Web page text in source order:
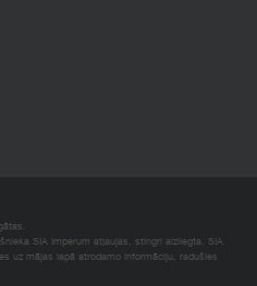
SIA Imperum atļaujas, stingri aizliegta. SIA
uz mājas lapā atrodamo informāciju, radušies